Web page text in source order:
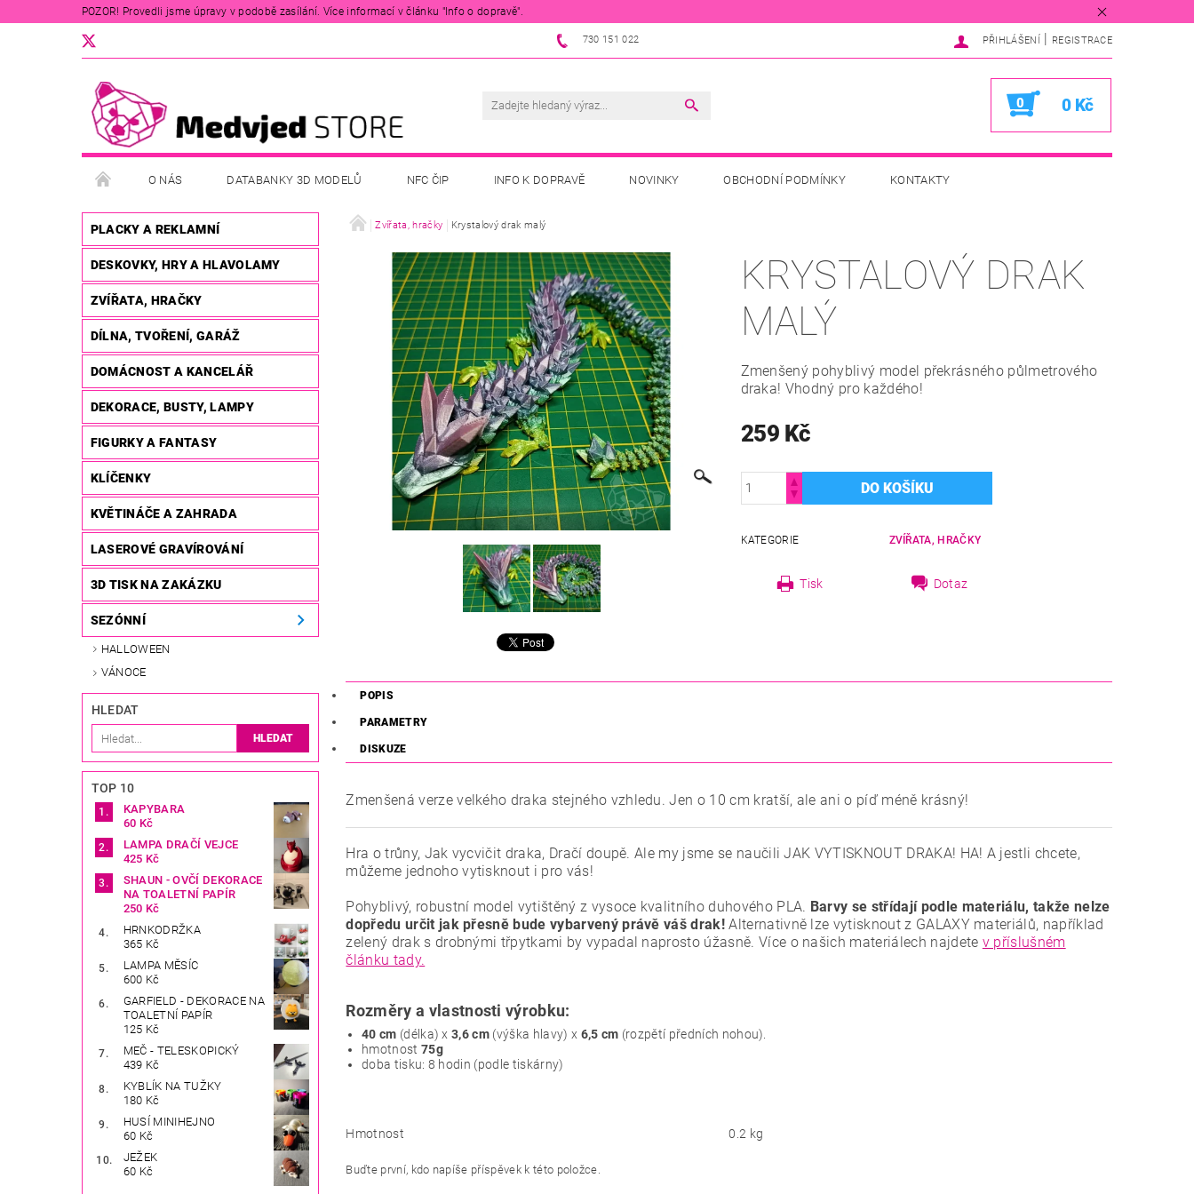
POZOR! Provedli jsme úpravy v podobě zasílání. Více informací v článku "Info o dopravě".
730 151 022 PŘIHLÁŠENÍ REGISTRACE
0 0 Kč
O NÁS DATABANKY 3D MODELŮ NFC ČIP INFO K DOPRAVĚ NOVINKY OBCHODNÍ PODMÍNKY KONTAKTY
PLACKY A REKLAMNÍ
DESKOVKY, HRY A HLAVOLAMY
ZVÍŘATA, HRAČKY
DÍLNA, TVOŘENÍ, GARÁŽ
DOMÁCNOST A KANCELÁŘ
DEKORACE, BUSTY, LAMPY
FIGURKY A FANTASY
KLÍČENKY
KVĚTINÁČE A ZAHRADA
LASEROVÉ GRAVÍROVÁNÍ
3D TISK NA ZAKÁZKU
SEZÓNNÍ
HALLOWEEN
VÁNOCE
HLEDAT
TOP 10
KAPYBARA
60 Kč
LAMPA DRAČÍ VEJCE
425 Kč
SHAUN - OVČÍ DEKORACE
NA TOALETNÍ PAPÍR
250 Kč
HRNKODRŽKA
365 Kč
LAMPA MĚSÍC
600 Kč
GARFIELD - DEKORACE NA
TOALETNÍ PAPÍR
125 Kč
MEČ - TELESKOPICKÝ
439 Kč
KYBLÍK NA TUŽKY
180 Kč
HUSÍ MINIHEJNO
60 Kč
JEŽEK
60 Kč
Zvířata, hračky Krystalový drak malý
KRYSTALOVÝ DRAK
MALÝ
Zmenšený pohyblivý model překrásného půlmetrového
draka! Vhodný pro každého!
259 Kč
KATEGORIE ZVÍŘATA, HRAČKY
Tisk Dotaz
POPIS
PARAMETRY
DISKUZE
Zmenšená verze velkého draka stejného vzhledu. Jen o 10 cm kratší, ale ani o píď méně krásný!
Hra o trůny, Jak vycvičit draka, Dračí doupě. Ale my jsme se naučili JAK VYTISKNOUT DRAKA! HA! A jestli chcete,
můžeme jednoho vytisknout i pro vás!
Pohyblivý, robustní model vytištěný z vysoce kvalitního duhového PLA. Barvy se střídají podle materiálu, takže nelze
dopředu určit jak přesně bude vybarvený právě váš drak! Alternativně lze vytisknout z GALAXY materiálů, například
zelený drak s drobnými třpytkami by vypadal naprosto úžasně. Více o našich materiálech najdete v příslušném
článku tady.
Rozměry a vlastnosti výrobku:
40 cm (délka) x 3,6 cm (výška hlavy) x 6,5 cm (rozpětí předních nohou).
hmotnost 75g
doba tisku: 8 hodin (podle tiskárny)
Hmotnost 0.2 kg
Buďte první, kdo napíše příspěvek k této položce.